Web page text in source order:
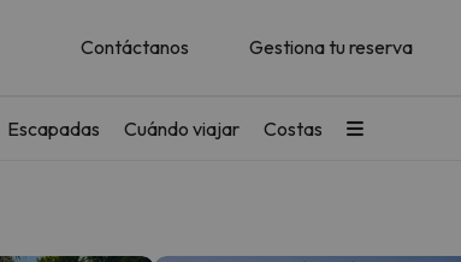
Contáctanos Gestiona tu reserva
Escapadas Cuándo viajar Costas